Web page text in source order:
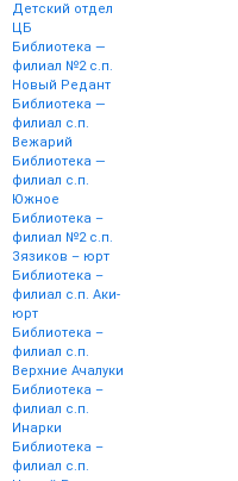
Детский отдел
ЦБ
Библиотека —
филиал №2 с.п.
Новый Редант
Библиотека —
филиал с.п.
Вежарий
Библиотека —
филиал с.п.
Южное
Библиотека –
филиал №2 с.п.
Зязиков – юрт
Библиотека –
филиал с.п. Аки-
юрт
Библиотека –
филиал с.п.
Верхние Ачалуки
Библиотека –
филиал с.п.
Инарки
Библиотека –
филиал с.п.